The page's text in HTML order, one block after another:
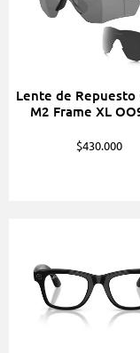
Lente de Repuesto
M2 Frame XL
$430.000